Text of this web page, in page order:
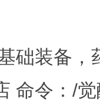
础装备，
命令：/